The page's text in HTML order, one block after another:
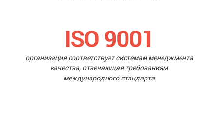
ISO 9001
организация соответствует системам менеджмента
качества, отвечающая требованиям
международного стандарта